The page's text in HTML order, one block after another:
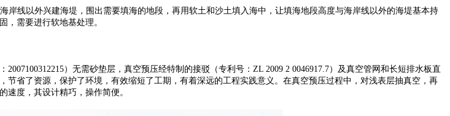
线以外兴建海堤，围出需要填海的地段，再用软土和沙土填入海中，让填海地段高度与海岸线以外的海堤基本持
，需要进行软地基处理。
）无需砂垫层，真空预压经特制的接驳（专利号：ZL 2009 2 0046917.7）及真空管网和长短排水板直
省了资源，保护了环境，有效缩短了工期，有着深远的工程实践意义。在真空预压过程中，对浅表层抽真空，再
速度，其设计精巧，操作简便。